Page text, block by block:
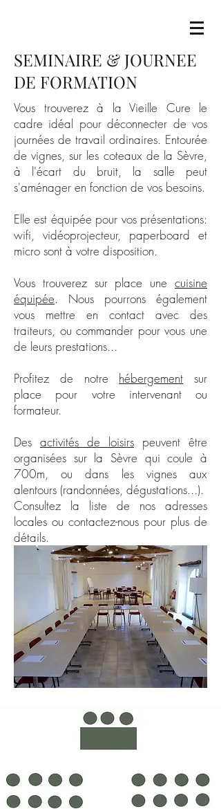
SEMINAIRE & JOURNEE
DE FORMATION
Vous trouverez à la Vieille Cure le
cadre idéal pour déconnecter de vos
journées de travail ordinaires. Entourée
de vignes, sur les coteaux de la Sèvre,
à l'écart du bruit, la salle peut
s'aménager en fonction de vos besoins.
Elle est équipée pour vos présentations:
wifi, vidéoprojecteur, paperboard et
micro sont à votre disposition.
Vous trouverez sur place une cuisine
équipée. Nous pourrons également
vous mettre en contact avec des
traiteurs, ou commander pour vous une
de leurs prestations...
Profitez de notre hébergement sur
place pour votre intervenant ou
formateur.
Des activités de loisirs peuvent être
organisées sur la Sèvre qui coule à
700m, ou dans les vignes aux
alentours (randonnées, dégustations...).
Consultez la liste de nos adresses
locales ou contactez-nous pour plus de
détails.